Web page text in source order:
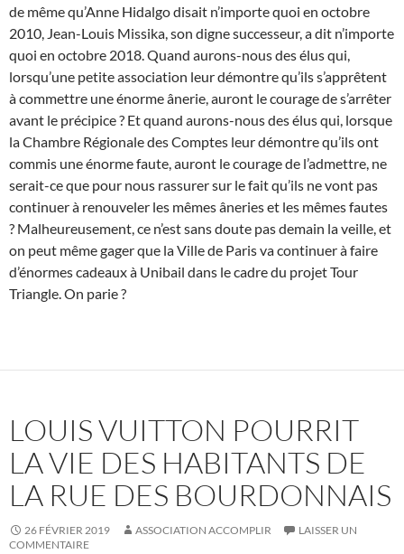
de même qu’Anne Hidalgo disait n’importe quoi en octobre
2010, Jean-Louis Missika, son digne successeur, a dit n’importe
quoi en octobre 2018. Quand aurons-nous des élus qui,
lorsqu’une petite association leur démontre qu’ils s’apprêtent
à commettre une énorme ânerie, auront le courage de s’arrêter
avant le précipice ? Et quand aurons-nous des élus qui, lorsque
la Chambre Régionale des Comptes leur démontre qu’ils ont
commis une énorme faute, auront le courage de l’admettre, ne
serait-ce que pour nous rassurer sur le fait qu’ils ne vont pas
continuer à renouveler les mêmes âneries et les mêmes fautes
? Malheureusement, ce n’est sans doute pas demain la veille, et
on peut même gager que la Ville de Paris va continuer à faire
d’énormes cadeaux à Unibail dans le cadre du projet Tour
Triangle. On parie ?
LOUIS VUITTON POURRIT
LA VIE DES HABITANTS DE
LA RUE DES BOURDONNAIS
26 FÉVRIER 2019 ASSOCIATION ACCOMPLIR
LAISSER UN
COMMENTAIRE